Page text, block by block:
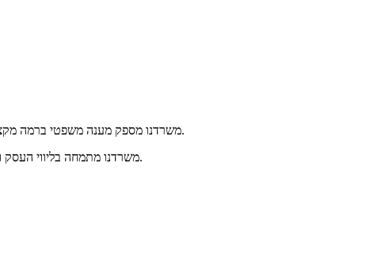
משרדנו מספק מענה משפטי ברמה מקצועית ביותר לעסקים ולמשקיעים פרטיים, בתחומים המסחרים-עסקיים, ומלווה אותם בביצוע עסקאותיהם והשקעותיהם בצורה בטוחה, חכמה וזהירה.
משרדנו מתמחה בליווי העסק ו/או המשקיע הפרטי בסכסוכים עסקיים בבתי המשפט ובטריבונלים אחרים, עם מטרה מוכוונת להעצים ולמקסם את האינטרסים והמטרות של הלקוח.